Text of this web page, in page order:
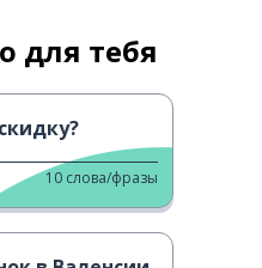
для тебя
10 слова/фразы